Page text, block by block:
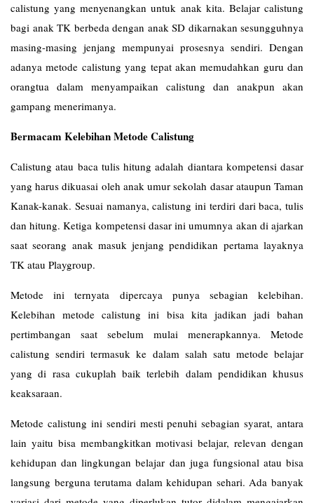
calistung yang menyenangkan untuk anak kita. Belajar calistung
bagi anak TK berbeda dengan anak SD dikarnakan sesungguhnya
masing-masing jenjang mempunyai prosesnya sendiri. Dengan
adanya metode calistung yang tepat akan memudahkan guru dan
orangtua dalam menyampaikan calistung dan anakpun akan
gampang menerimanya.
Bermacam Kelebihan Metode Calistung
Calistung atau baca tulis hitung adalah diantara kompetensi dasar
yang harus dikuasai oleh anak umur sekolah dasar ataupun Taman
Kanak-kanak. Sesuai namanya, calistung ini terdiri dari baca, tulis
dan hitung. Ketiga kompetensi dasar ini umumnya akan di ajarkan
saat seorang anak masuk jenjang pendidikan pertama layaknya
TK atau Playgroup.
Metode ini ternyata dipercaya punya sebagian kelebihan.
Kelebihan metode calistung ini bisa kita jadikan jadi bahan
pertimbangan saat sebelum mulai menerapkannya. Metode
calistung sendiri termasuk ke dalam salah satu metode belajar
yang di rasa cukuplah baik terlebih dalam pendidikan khusus
keaksaraan.
Metode calistung ini sendiri mesti penuhi sebagian syarat, antara
lain yaitu bisa membangkitkan motivasi belajar, relevan dengan
kehidupan dan lingkungan belajar dan juga fungsional atau bisa
langsung berguna terutama dalam kehidupan sehari. Ada banyak